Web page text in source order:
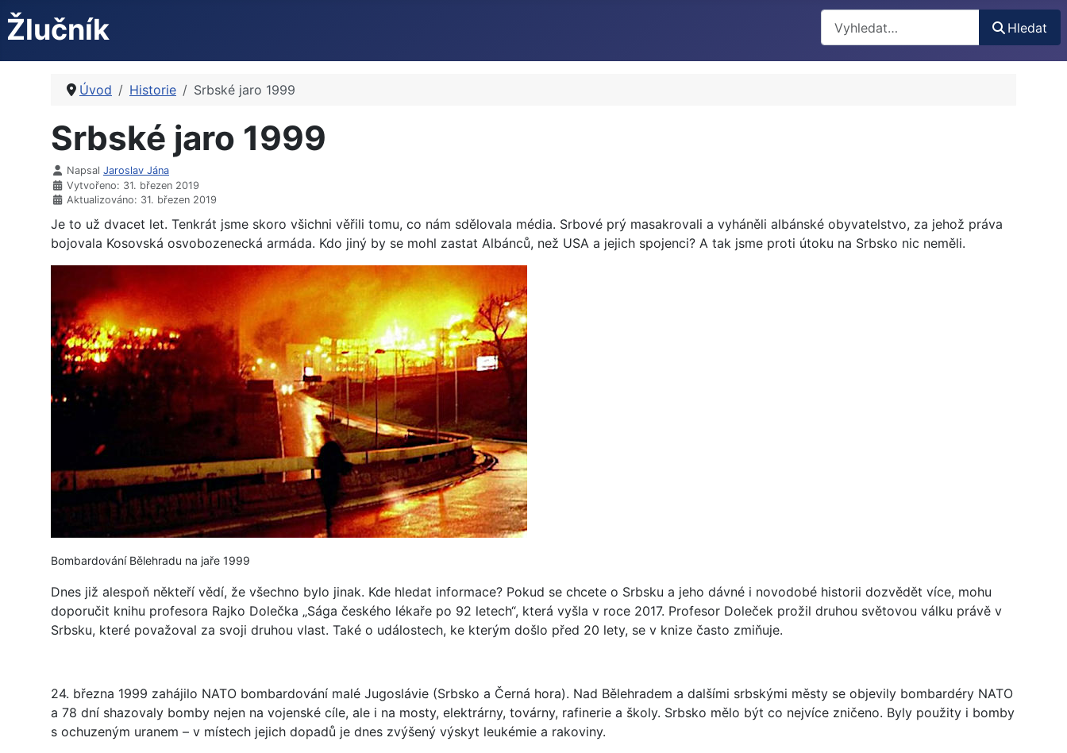
Žlučník Hledat
Úvod Historie Srbské jaro 1999
Srbské jaro 1999
Napsal Jaroslav Jána
Vytvořeno: 31. březen 2019
Aktualizováno: 31. březen 2019
Je to už dvacet let. Tenkrát jsme skoro všichni věřili tomu, co nám sdělovala média. Srbové prý masakrovali a vyháněli albánské obyvatelstvo, za jehož práva
bojovala Kosovská osvobozenecká armáda. Kdo jiný by se mohl zastat Albánců, než USA a jejich spojenci? A tak jsme proti útoku na Srbsko nic neměli.
Bombardování Bělehradu na jaře 1999
Dnes již alespoň někteří vědí, že všechno bylo jinak. Kde hledat informace? Pokud se chcete o Srbsku a jeho dávné i novodobé historii dozvědět více, mohu
doporučit knihu profesora Rajko Dolečka „Sága českého lékaře po 92 letech“, která vyšla v roce 2017. Profesor Doleček prožil druhou světovou válku právě v
Srbsku, které považoval za svoji druhou vlast. Také o událostech, ke kterým došlo před 20 lety, se v knize často zmiňuje.
24. března 1999 zahájilo NATO bombardování malé Jugoslávie (Srbsko a Černá hora). Nad Bělehradem a dalšími srbskými městy se objevily bombardéry NATO
a 78 dní shazovaly bomby nejen na vojenské cíle, ale i na mosty, elektrárny, továrny, rafinerie a školy. Srbsko mělo být co nejvíce zničeno. Byly použity i bomby
s ochuzeným uranem – v místech jejich dopadů je dnes zvýšený výskyt leukémie a rakoviny.